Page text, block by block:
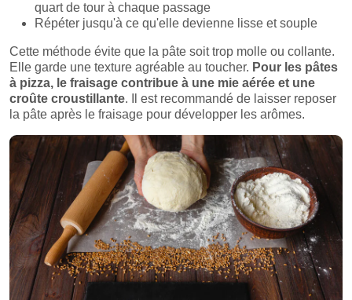
quart de tour à chaque passage
Répéter jusqu'à ce qu'elle devienne lisse et souple
Cette méthode évite que la pâte soit trop molle ou collante.
Elle garde une texture agréable au toucher. Pour les pâtes
à pizza, le fraisage contribue à une mie aérée et une
croûte croustillante. Il est recommandé de laisser reposer
la pâte après le fraisage pour développer les arômes.